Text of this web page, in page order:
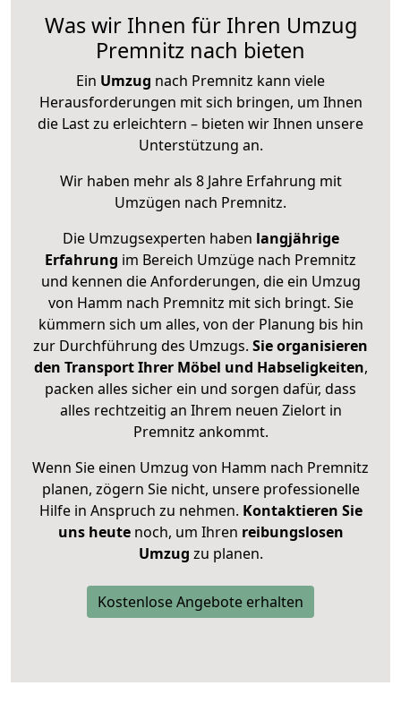
Was wir Ihnen für Ihren Umzug
Premnitz nach bieten
Ein Umzug nach Premnitz kann viele
Herausforderungen mit sich bringen, um Ihnen
die Last zu erleichtern – bieten wir Ihnen unsere
Unterstützung an.
Wir haben mehr als 8 Jahre Erfahrung mit
Umzügen nach Premnitz.
Die Umzugsexperten haben langjährige
Erfahrung im Bereich Umzüge nach Premnitz
und kennen die Anforderungen, die ein Umzug
von Hamm nach Premnitz mit sich bringt. Sie
kümmern sich um alles, von der Planung bis hin
zur Durchführung des Umzugs. Sie organisieren
den Transport Ihrer Möbel und Habseligkeiten,
packen alles sicher ein und sorgen dafür, dass
alles rechtzeitig an Ihrem neuen Zielort in
Premnitz ankommt.
Wenn Sie einen Umzug von Hamm nach Premnitz
planen, zögern Sie nicht, unsere professionelle
Hilfe in Anspruch zu nehmen. Kontaktieren Sie
uns heutenoch, um Ihren reibungslosen
Umzug zu planen.
Kostenlose Angebote erhalten